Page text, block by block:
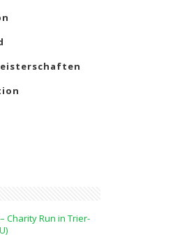
Charity Run in Trier-